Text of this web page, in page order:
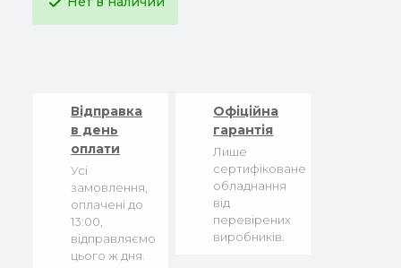
Відправка
в день
оплати
Усі
замовлення,
оплачені до
13:00,
відправляємо
цього ж дня.
Офіційна
гарантія
Лише
сертифіковане
обладнання
від
перевірених
виробників.